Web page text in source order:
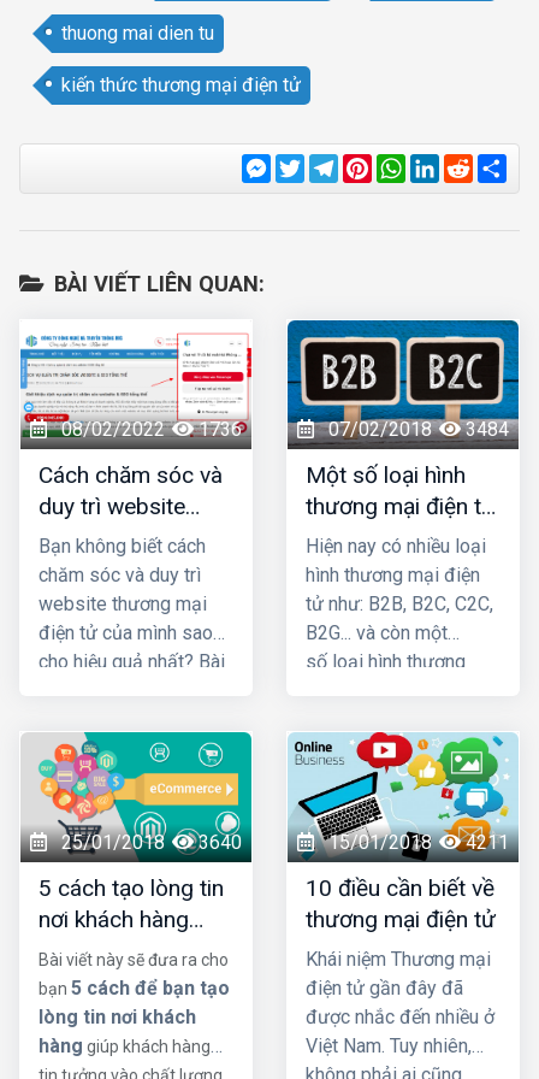
thuong mai dien tu
kiến thức thương mại điện tử
Messenger
TwitterTelegram
Pinterest
WhatsApp
LinkedIn
Reddit
BÀI VIẾT LIÊN QUAN:
08/02/2022 1736
Cách chăm sóc và
duy trì website
thương mại điện tử
hiệu quả
Bạn không biết cách
chăm sóc và duy trì
website thương mại
điện tử của mình sao
cho hiệu quả nhất? Bài
lòng
07/02/2018 3484
Một số loại hình
thương mại điện tử
điển hình
Hiện nay có nhiều loại
hình thương mại điện
tử như: B2B, B2C, C2C,
B2G... và còn một
số loại hình thương
Việt Nam chưa cao
25/01/2018 3640
5 cách tạo lòng tin
nơi khách hàng
trong thương mại
điện tử
Bài viết này sẽ đưa ra cho
bạn 5 cách để bạn tạo
lòng tin nơi khách
hàng giúp khách hàng
15/01/2018 4211
10 điều cần biết về
thương mại điện tử
Khái niệm Thương mại
điện tử gần đây đã
được nhắc đến nhiều ở
Việt Nam. Tuy nhiên,